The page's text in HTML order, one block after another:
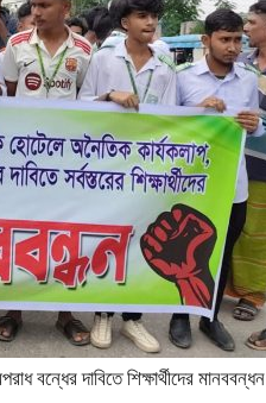
বন্ধের দাবিতে শিক্ষার্থীদের মানববন্ধন